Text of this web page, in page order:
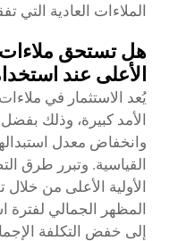
الملاءات العادية التي
هل تستحق ملاءات
الأعلى عند
يُعد الاستثمار في
الأمد كبيرة، وذلك بفضل
وانخفاض معدل
القياسية. وتبرر طرق
الأولية الأعلى من
المظهر الجمالي لفترة
إلى خفض التكلفة